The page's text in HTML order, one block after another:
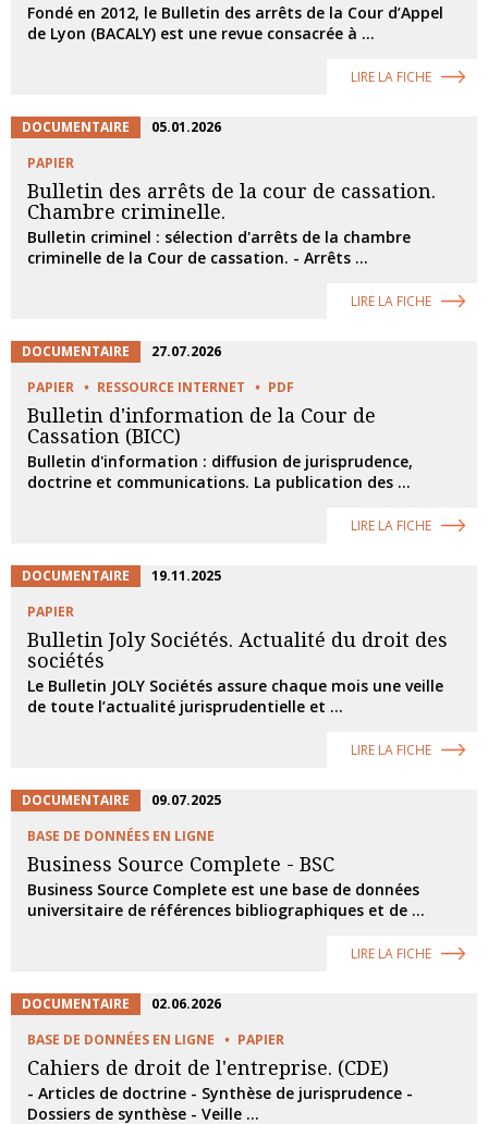
Fondé en 2012, le Bulletin des arrêts de la Cour d’Appel
de Lyon (BACALY) est une revue consacrée à ...
LIRE LA FICHE
DOCUMENTAIRE
05.01.2026
PAPIER
Bulletin des arrêts de la cour de cassation.
Chambre criminelle.
Bulletin criminel : sélection d'arrêts de la chambre
criminelle de la Cour de cassation. - Arrêts ...
LIRE LA FICHE
DOCUMENTAIRE
27.07.2026
PAPIER
RESSOURCE INTERNET PDF
Bulletin d'information de la Cour de
Cassation (BICC)
Bulletin d'information : diffusion de jurisprudence,
doctrine et communications. La publication des ...
LIRE LA FICHE
DOCUMENTAIRE
19.11.2025
PAPIER
Bulletin Joly Sociétés. Actualité du droit des
sociétés
Le Bulletin JOLY Sociétés assure chaque mois une veille
de toute l’actualité jurisprudentielle et ...
LIRE LA FICHE
DOCUMENTAIRE
09.07.2025
BASE DE DONNÉES EN LIGNE
Business Source Complete - BSC
Business Source Complete est une base de données
universitaire de références bibliographiques et de ...
LIRE LA FICHE
DOCUMENTAIRE
02.06.2026
BASE DE DONNÉES EN LIGNE
PAPIER
Cahiers de droit de l'entreprise. (CDE)
- Articles de doctrine - Synthèse de jurisprudence -
Dossiers de synthèse - Veille ...